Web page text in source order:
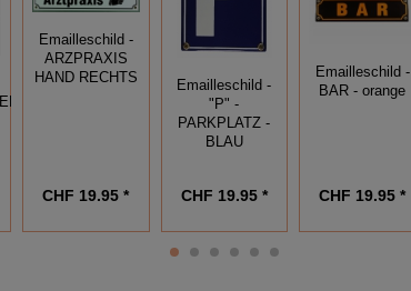
Emailleschild -
ARZPRAXIS
HAND RECHTS
CHF 19.95 *
Emailleschild -
"P" -
PARKPLATZ -
BLAU
CHF 19.95 *
Emailleschild -
BAR - orange
CHF 19.95 *